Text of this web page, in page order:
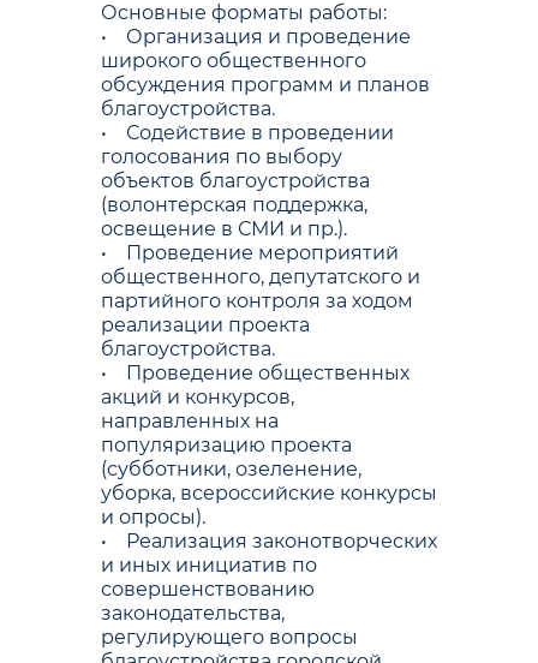
Основные форматы работы:
• Организация и проведение
широкого общественного
обсуждения программ и планов
благоустройства.
• Содействие в проведении
голосования по выбору
объектов благоустройства
(волонтерская поддержка,
освещение в СМИ и пр.).
• Проведение мероприятий
общественного, депутатского и
партийного контроля за ходом
реализации проекта
благоустройства.
• Проведение общественных
акций и конкурсов,
направленных на
популяризацию проекта
(субботники, озеленение,
уборка, всероссийские конкурсы
и опросы).
• Реализация законотворческих
и иных инициатив по
совершенствованию
законодательства,
регулирующего вопросы